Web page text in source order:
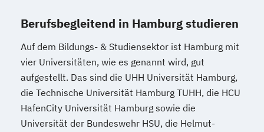
Geprüfter IT-Manager
Geprüfter Wirtschaftsinformatiker
Geschichte/Politik: Deutschland damals
und heute
Geschäftsführung in Kleinbetrieben
Geschäftsführung in Mittelbetrieben
Grafik-Design Gutes Deutsch
Berufsbegleitend in Hamburg studieren
Auf dem Bildungs- & Studiensektor ist Hamburg mit
vier Universitäten, wie es genannt wird, gut
aufgestellt. Das sind die UHH Universität Hamburg,
die Technische Universität Hamburg TUHH, die HCU
HafenCity Universität Hamburg sowie die
Universität der Bundeswehr HSU, die Helmut-